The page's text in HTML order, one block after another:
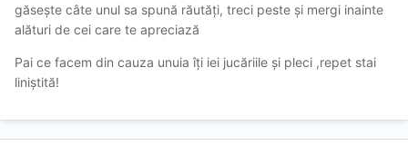
găsește câte unul sa spună răutăți, treci peste și mergi inainte
alături de cei care te apreciază
Pai ce facem din cauza unuia îți iei jucăriile și pleci ,repet stai
liniștită!